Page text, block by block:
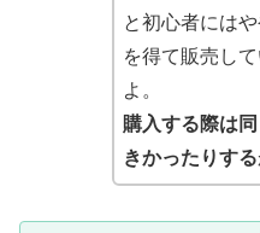
と初心者には
を得て販売し
よ。
購入する際は
きかったりする